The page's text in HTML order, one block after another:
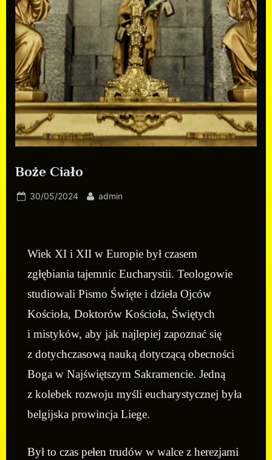
Boże Ciało
30/05/2024 admin
Wiek XI i XII w Europie był czasem
zgłębiania tajemnic Eucharystii. Teologowie
studiowali Pismo Święte i dzieła Ojców
Kościoła, Doktorów Kościoła, Świętych
i mistyków, aby jak najlepiej zapoznać się
z dotychczasową nauką dotyczącą obecności
Boga w Najświętszym Sakramencie. Jedną
z kolebek rozwoju myśli eucharystycznej była
belgijska prowincja Liege.
Był to czas pełen trudów w walce z herezjami